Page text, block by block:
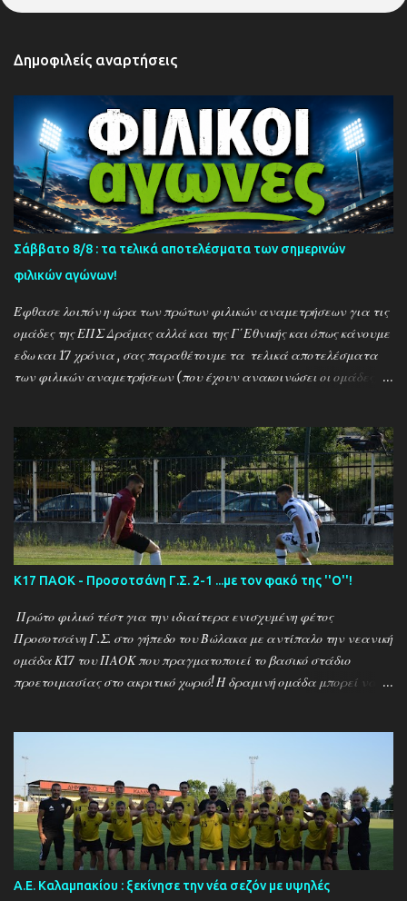
Δημοφιλείς αναρτήσεις
Σάββατο 8/8 : τα τελικά αποτελέσματα των σημερινών
φιλικών αγώνων!
Έφθασε λοιπόν η ώρα των πρώτων φιλικών αναμετρήσεων για τις
ομάδες της ΕΠΣ Δράμας αλλά και της Γ΄Εθνικής και όπως κάνουμε
εδω και 17 χρόνια , σας παραθέτουμε τα τελικά αποτελέσματα
των φιλικών αναμετρήσεων (που έχουν ανακοινώσει οι ομάδες) ....
Ξηροποτάμος - Νευροκοπι 2-2 Α.Ο. Καβάλα - Αγ. Αθανάσιος 5-1
Μαυρόβατος - Αμπελοκηποι 0-2 Κ17 ΠΑΟΚ - Προσοτσάνη 2-1
(7/8) ------------------------------------------------------
--------- Ν. Αμισος - Νεοχώρι Σερρών 3-0
Κ17 ΠΑΟΚ - Προσοτσάνη Γ.Σ. 2-1 ...με τον φακό της ''Ο''!
Πρώτο φιλικό τέστ για την ιδιαίτερα ενισχυμένη φέτος
Προσοτσάνη Γ.Σ. στο γήπεδο του Βώλακα με αντίπαλο την νεανική
ομάδα Κ17 του ΠΑΟΚ που πραγματοποιεί το βασικό στάδιο
προετοιμασίας στο ακριτικό χωριό! Η δραμινή ομάδα μπορεί να
κινήσεις και σίγουρα θέλει τον απαραίτητο χρόνο για να ''δέσει''
ως σύνολο , με τον ''Ψηλό'' Γιάννη Ιωαννίδη να δίνει χρόνο
συμμετοχής σε όλους τους διαθέσιμους ποδοσφαιριστές.. Ο ΠΑΟΚ
προηγήθηκε με τον Ζέκα ωστόσο ο Μουρατίδης στο 30΄έφερε το
ματς στα ίσα για την δραμινή ομάδα (1-1) το οποίο και ήταν σκορ
ημιχρόνου... Στην επανάληψη οι δύο ομάδες έκαναν αρκετές
Α.Ε. Καλαμπακίου : ξεκίνησε την νέα σεζόν με υψηλές